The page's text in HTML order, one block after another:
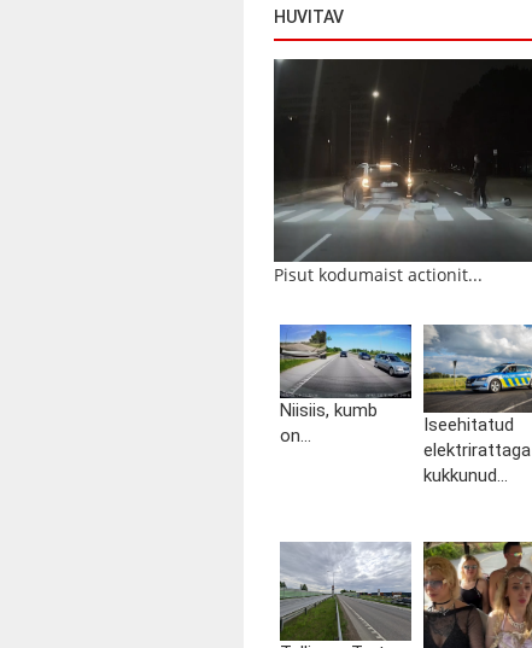
HUVITAV
Pisut kodumaist actionit...
Niisiis, kumb
on...
Iseehitatud
elektrirattaga
kukkunud...